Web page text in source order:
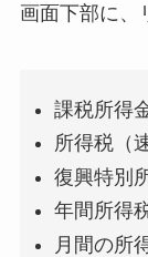
画面下部に、
課税所得
所得税（
復興特別
年間所得
月間の所